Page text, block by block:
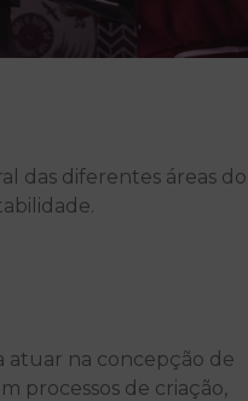
das diferentes áreas do
atuar na concepção de
processos de criação,